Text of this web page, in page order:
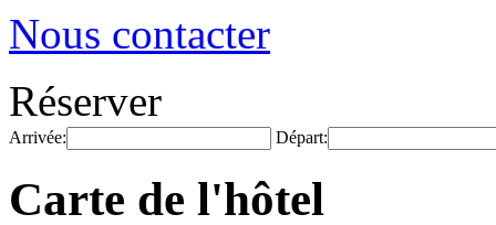
Nous contacter
Réserver
Arrivée: Départ:
Carte de l'hôtel